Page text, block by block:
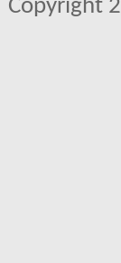
Copyright